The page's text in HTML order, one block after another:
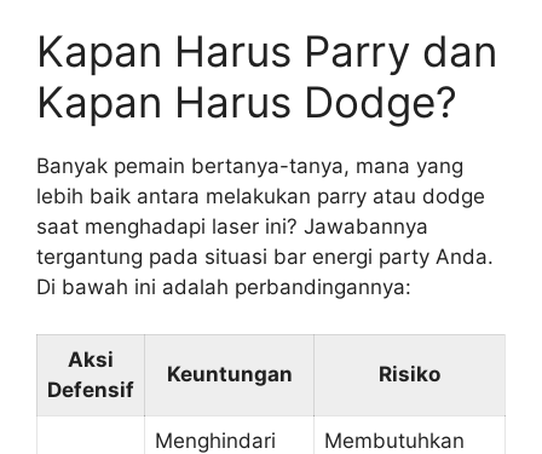
Kapan Harus Parry dan
Kapan Harus Dodge?
Banyak pemain bertanya-tanya, mana yang
lebih baik antara melakukan parry atau dodge
saat menghadapi laser ini? Jawabannya
tergantung pada situasi bar energi party Anda.
Di bawah ini adalah perbandingannya:
Aksi
Defensif
Keuntungan Risiko
Menghindari
Membutuhkan